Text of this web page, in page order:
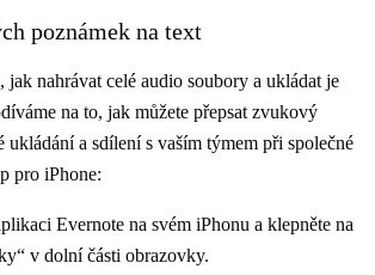
poznámek na text
nahrávat celé audio soubory a ukládat je
na to, jak můžete přepsat zvukový
ukládání a sdílení s vaším týmem při společné
pro iPhone:
Evernote na svém iPhonu a klepněte na
v dolní části obrazovky.